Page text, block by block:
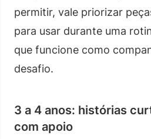
permitir, vale priorizar
para usar durante uma
que funcione como
desafio.
3 a 4 anos: histórias
com apoio